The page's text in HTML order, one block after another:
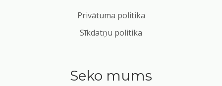
Privātuma politika
Sīkdatņu politika
Seko mums